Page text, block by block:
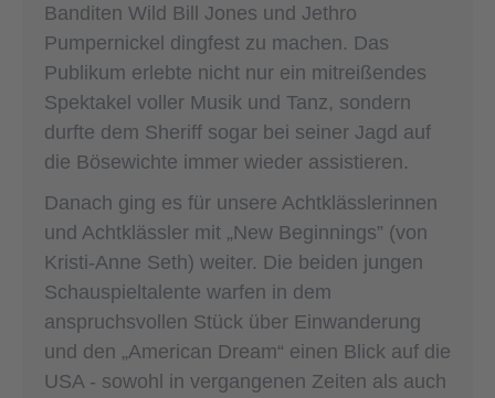
Banditen Wild Bill Jones und Jethro
Pumpernickel dingfest zu machen. Das
Publikum erlebte nicht nur ein mitreißendes
Spektakel voller Musik und Tanz, sondern
durfte dem Sheriff sogar bei seiner Jagd auf
die Bösewichte immer wieder assistieren.
Danach ging es für unsere Achtklässlerinnen
und Achtklässler mit „New Beginnings” (von
Kristi-Anne Seth) weiter. Die beiden jungen
Schauspieltalente warfen in dem
anspruchsvollen Stück über Einwanderung
und den „American Dream“ einen Blick auf die
USA - sowohl in vergangenen Zeiten als auch